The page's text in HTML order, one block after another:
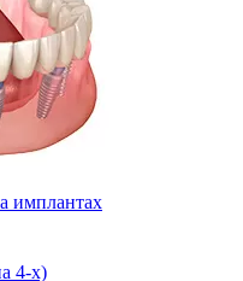
имплантах
4-х)